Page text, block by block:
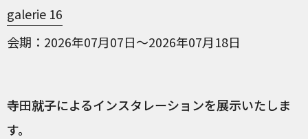
galerie 16
会期
2026年07月07日～2026年07月18日
寺田就子によるインスタレーションを展示いたしま
す。